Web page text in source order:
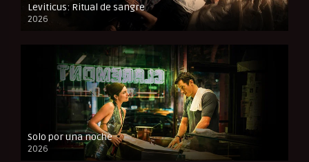
Leviticus: Ritual de sangre
2026
FULL HD
Solo por una noche
2026
CAM